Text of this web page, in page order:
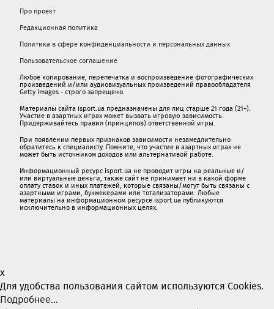
Про проект
Редакционная политика
Политика в сфере конфиденциальности и персональных данных
Пользовательское соглашение
Любое копирование, перепечатка и воспроизведение фотографических
произведений и/или аудиовизуальных произведений правообладателя
Getty Images - строго запрещено.
Материалы сайта isport.ua предназначены для лиц старше 21 года (21+).
Участие в азартных играх может вызвать игровую зависимость.
Придерживайтесь правил (принципов) ответственной игры.
При появлении первых признаков зависимости незамедлительно
обратитесь к специалисту. Помните, что участие в азартных играх не
может быть источником доходов или альтернативой работе.
Информационный ресурс isport.ua не проводит игры на реальные и/
или виртуальные деньги, также сайт не принимает ни в какой форме
oплaту ставок и иных платежей, которые связаны/могут быть связаны c
азартными игрaми, букмекерами или тотализаторами. Любые
материалы на информационном ресурсе isport.ua публикуютcя
исключительно в информационных целях.
x
Для удобства пользования сайтом используются Cookies.
Подробнее...